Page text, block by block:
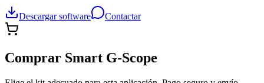
Descargar software Contactar
Comprar Smart G-Scope